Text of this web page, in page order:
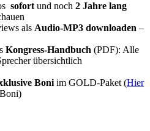
sofort und noch 2 Jahre lang
als Audio-MP3 downloaden –
Kongress-Handbuch (PDF): Alle
übersichtlich
Boni im GOLD-Paket (Hier